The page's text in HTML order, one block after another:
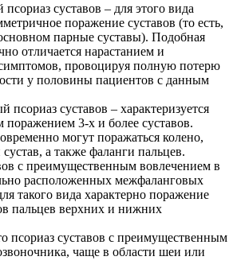
суставов – для этого вида
поражение суставов (то есть,
парные суставы). Подобная
отличается нарастанием и
провоцируя полную потерю
у половины пациентов с данным
суставов – характеризуется
поражением 3-х и более суставов.
могут поражаться колено,
а также фаланги пальцев.
с преимущественным вовлечением в
расположенных межфаланговых
такого вида характерно поражение
пальцев верхних и нижних
псориаз суставов с преимущественным
чаще в области шеи или